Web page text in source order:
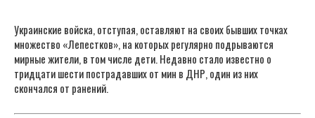
Украинские войска, отступая, оставляют на своих бывших точках
множество «Лепестков», на которых регулярно подрываются
мирные жители, в том числе дети. Недавно стало известно о
тридцати шести пострадавших от мин в ДНР, один из них
скончался от ранений.